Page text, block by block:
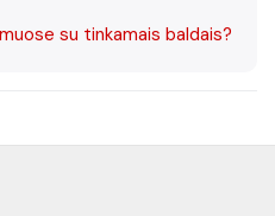
su tinkamais baldais?